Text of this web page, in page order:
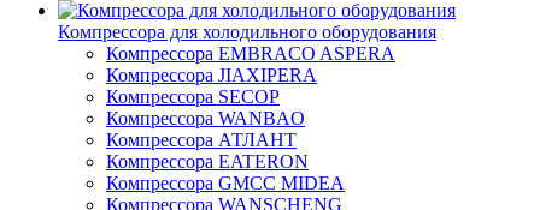
Компрессора для холодильного оборудования
Компрессора EMBRACO ASPERA
Компрессора JIAXIPERA
Компрессора SECOP
Компрессора WANBAO
Компрессора АТЛАНТ
Компрессора EATERON
Компрессора GMCC MIDEA
Компрессора WANSCHENG